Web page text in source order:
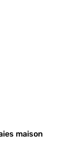
maison